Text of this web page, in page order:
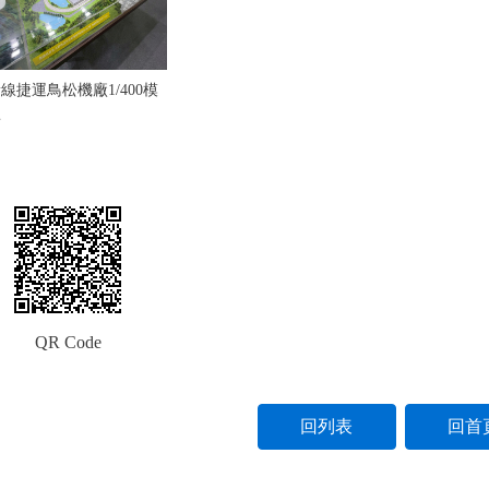
捷運鳥松機廠1/400模
QR Code
回列表 回首